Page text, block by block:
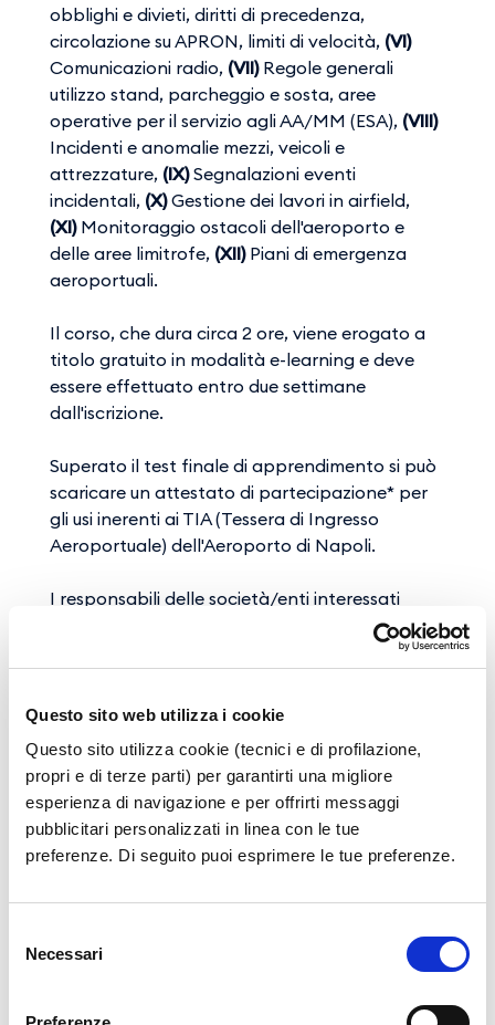
Questo sito web utilizza i cookie
Questo sito utilizza cookie (tecnici e di profilazione,
propri e di terze parti) per garantirti una migliore
esperienza di navigazione e per offrirti messaggi
pubblicitari personalizzati in linea con le tue
preferenze. Di seguito puoi esprimere le tue preferenze.
delNecessari
obblighi e divieti, diritti di precedenza,
circolazione su APRON, limiti di velocità, (VI)
Comunicazioni radio, (VII) Regole generali
utilizzo stand, parcheggio e sosta, aree
operative per il servizio agli AA/MM (ESA), (VIII)
Incidenti e anomalie mezzi, veicoli e
attrezzature, (IX)Segnalazioni eventi
incidentali, (X)Gestione dei lavori in airfield,
(XI) Monitoraggio ostacoli dell'aeroporto e
delle aree limitrofe, (XII)Piani di emergenza
aeroportuali.
Il corso, che dura circa 2 ore, viene erogato a
titolo gratuito in modalità e-learning e deve
essere effettuato entro due settimane
dall'iscrizione.
Superato il test finale di apprendimento si può
scaricare un attestato di partecipazione* per
gli usi inerenti ai TIA (Tessera di Ingresso
Aeroportuale) dell'Aeroporto di Napoli.
I responsabili delle società/enti interessati
devono presentare richiesta di partecipazione
trainingmanagement@gesac.it
motivazione 3) elenco dei partecipanti con
Gli elenchi dei partecipanti devono essere
predisposti utilizzando i moduli di seguito
allegati in formato CSV o in alternativa XLS: